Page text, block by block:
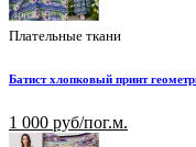
Плательные ткани
Батист хлопковый принт
1 000 руб/пог.м.